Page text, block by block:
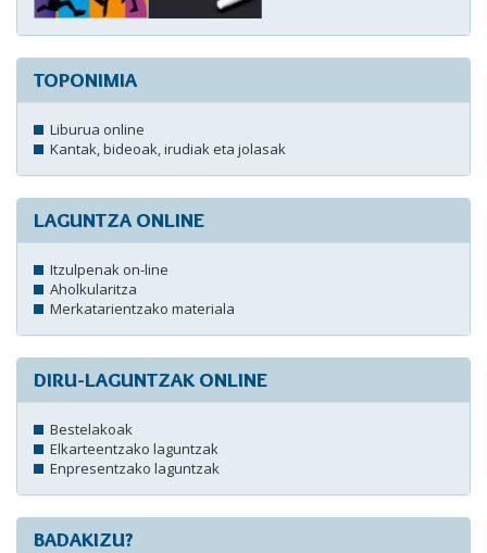
TOPONIMIA
Liburua online
Kantak, bideoak, irudiak eta jolasak
LAGUNTZA ONLINE
Itzulpenak on-line
Aholkularitza
Merkatarientzako materiala
DIRU-LAGUNTZAK ONLINE
Bestelakoak
Elkarteentzako laguntzak
Enpresentzako laguntzak
BADAKIZU?